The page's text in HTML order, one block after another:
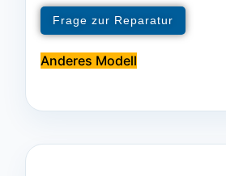
Frage zur Reparatur
Anderes Modell